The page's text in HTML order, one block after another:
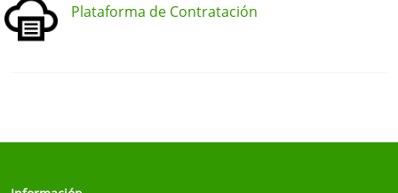
Plataforma de Contratación